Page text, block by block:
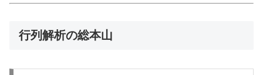
{
行列解析の総本山